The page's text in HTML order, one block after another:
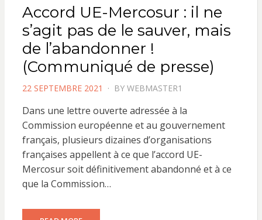
Accord UE-Mercosur : il ne
s’agit pas de le sauver, mais
de l’abandonner !
(Communiqué de presse)
POSTED
22 SEPTEMBRE 2021 BY WEBMASTER1
Dans une lettre ouverte adressée à la
Commission européenne et au gouvernement
français, plusieurs dizaines d’organisations
françaises appellent à ce que l’accord UE-
Mercosur soit définitivement abandonné et à ce
que la Commission…